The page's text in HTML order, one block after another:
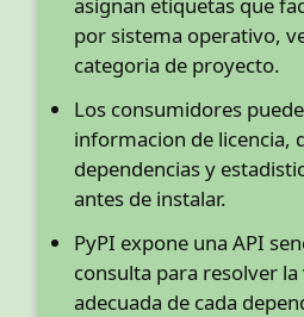
por sistema operativo,
categoria de proyecto.
Los consumidores
informacion de licencia,
dependencias y
antes de instalar.
PyPI expone una API
consulta para resolver
adecuada de cada